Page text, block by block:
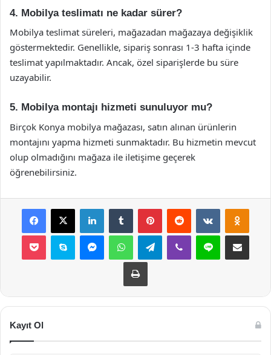
4. Mobilya teslimatı ne kadar sürer?
Mobilya teslimat süreleri, mağazadan mağazaya değişiklik
göstermektedir. Genellikle, sipariş sonrası 1-3 hafta içinde
teslimat yapılmaktadır. Ancak, özel siparişlerde bu süre
uzayabilir.
5. Mobilya montajı hizmeti sunuluyor mu?
Birçok Konya mobilya mağazası, satın alınan ürünlerin
montajını yapma hizmeti sunmaktadır. Bu hizmetin mevcut
olup olmadığını mağaza ile iletişime geçerek
öğrenebilirsiniz.
Facebook
X LinkedInTumblr PinterestReddit VKontakte
Pocket Skype MessengerWhatsAppTelegramViber Line E-Posta ile
Yazdır
Kayıt Ol